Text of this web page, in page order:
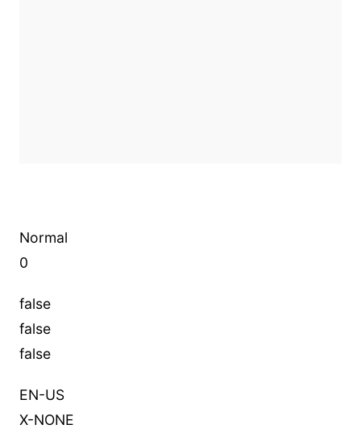
Normal
0
false
false
false
EN-US
X-NONE